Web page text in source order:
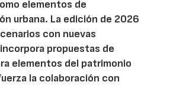
elementos de
urbana. La edición de 2026
con nuevas
propuestas de
elementos del patrimonio
la colaboración con